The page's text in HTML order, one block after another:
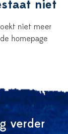
niet
niet meer
homepage
verder